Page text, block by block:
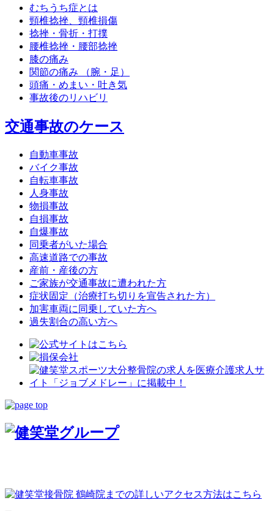
むちうち症とは
頸椎捻挫、頸椎損傷
捻挫・骨折・打撲
腰椎捻挫・腰部捻挫
膝の痛み
関節の痛み （腕・足）
頭痛・めまい・吐き気
事故後のリハビリ
交通事故のケース
自動車事故
バイク事故
自転車事故
人身事故
物損事故
自損事故
自爆事故
同乗者がいた場合
高速道路での事故
産前・産後の方
ご家族が交通事故に遭われた方
症状固定（治療打ち切りを宣告された方）
加害車両に同乗していた方へ
過失割合の高い方へ